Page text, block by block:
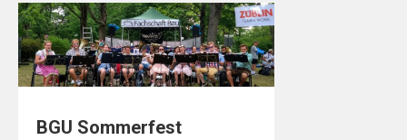
BGU Sommerfest